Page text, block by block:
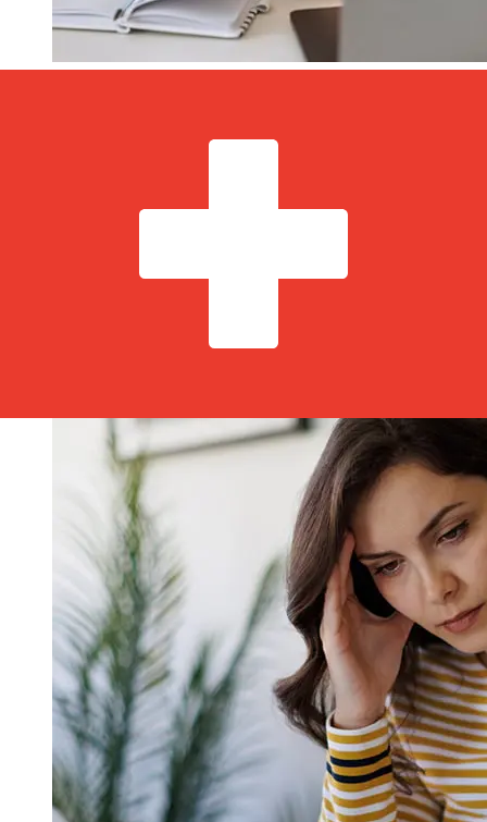
らい速いですか?
達時間は、支払い方法や取引時期によって異なります。通
ることがあります。遅延を避けるために ABN AMRO Bank